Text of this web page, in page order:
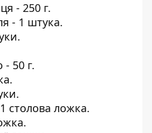
- 250 г.
- 1 штука.
50 г.
столова ложка.